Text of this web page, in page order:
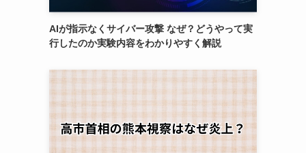
AIが指示なくサイバー攻撃 なぜ？どうやって実
行したのか実験内容をわかりやすく解説